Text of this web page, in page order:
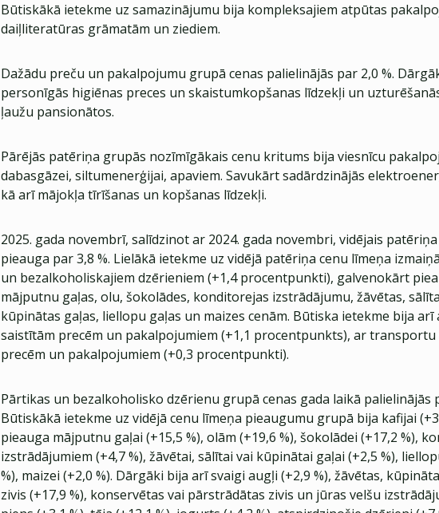
Būtiskākā ietekme uz samazinājumu bija kompleksajiem atpūtas
daiļliteratūras grāmatām un ziediem.
Dažādu preču un pakalpojumu grupā cenas palielinājās par 2,0 %.
personīgās higiēnas preces un skaistumkopšanas līdzekļi un
ļaužu pansionātos.
Pārējās patēriņa grupās nozīmīgākais cenu kritums bija viesnīcu
dabasgāzei, siltumenerģijai, apaviem. Savukārt sadārdzinājās
kā arī mājokļa tīrīšanas un kopšanas līdzekļi.
2025. gada novembrī, salīdzinot ar 2024. gada novembri, vidējais
pieauga par 3,8 %. Lielākā ietekme uz vidējā patēriņa cenu līmeņa
un bezalkoholiskajiem dzērieniem (+1,4 procentpunkti), galvenokārt
mājputnu gaļas, olu, šokolādes, konditorejas izstrādājumu, žāvētas,
kūpinātas gaļas, liellopu gaļas un maizes cenām. Būtiska ietekme bija arī
saistītām precēm un pakalpojumiem (+1,1 procentpunkts), ar transportu
precēm un pakalpojumiem (+0,3 procentpunkti).
Pārtikas un bezalkoholisko dzērienu grupā cenas gada laikā palielinājās
Būtiskākā ietekme uz vidējā cenu līmeņa pieaugumu grupā bija kafijai
pieauga mājputnu gaļai (+15,5 %), olām (+19,6 %), šokolādei (+17,2 %),
izstrādājumiem (+4,7 %), žāvētai, sālītai vai kūpinātai gaļai (+2,5 %),
%), maizei (+2,0 %). Dārgāki bija arī svaigi augļi (+2,9 %), žāvētas,
zivis (+17,9 %), konservētas vai pārstrādātas zivis un jūras velšu